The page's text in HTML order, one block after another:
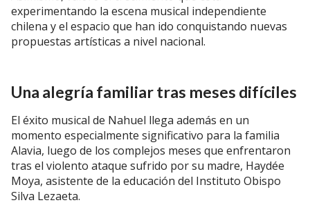
experimentando la escena musical independiente
chilena y el espacio que han ido conquistando nuevas
propuestas artísticas a nivel nacional.
Una alegría familiar tras meses difíciles
El éxito musical de Nahuel llega además en un
momento especialmente significativo para la familia
Alavia, luego de los complejos meses que enfrentaron
tras el violento ataque sufrido por su madre, Haydée
Moya, asistente de la educación del Instituto Obispo
Silva Lezaeta.